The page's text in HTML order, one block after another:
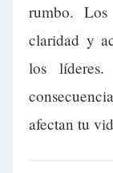
rumbo. Los
claridad y
los
afectan tu